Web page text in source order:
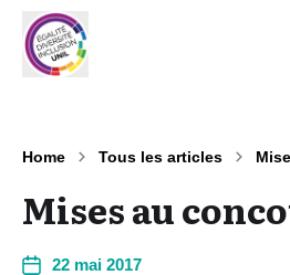
Home Tous les articles
Mises au
22 mai 2017